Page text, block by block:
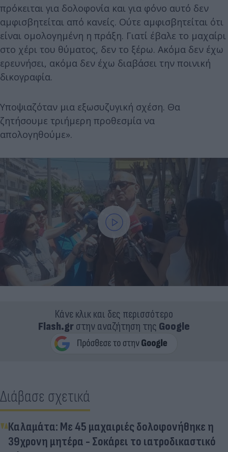
πρόκειται για δολοφονία και για φόνο αυτό δεν
αμφισβητείται από κανείς. Ούτε αμφισβητείται ότι
είναι ομολογημένη η πράξη. Γιατί έβαλε το μαχαίρι
στο χέρι του θύματος, δεν το ξέρω. Ακόμα δεν έχω
ερευνήσει, ακόμα δεν έχω διαβάσει την ποινική
δικογραφία.
Υποψιαζόταν μια εξωσυζυγική σχέση. Θα
ζητήσουμε τριήμερη προθεσμία να
απολογηθούμε».
Κάνε κλικ και δες περισσότερο
Flash.grστην αναζήτηση της Google
Διάβασε σχετικά
Καλαμάτα: Με 45 μαχαιριές δολοφονήθηκε η
39χρονη μητέρα - Σοκάρει το ιατροδικαστικό